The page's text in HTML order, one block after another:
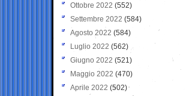
Ottobre 2022 (552)
Settembre 2022 (584)
Agosto 2022 (584)
Luglio 2022 (562)
Giugno 2022 (521)
Maggio 2022 (470)
Aprile 2022 (502)